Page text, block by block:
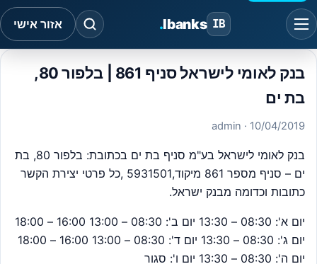
IB
Ibanks
. אזור אישי
בנק לאומי לישראל סניף 861 | בלפור 80,
בת ים
10/04/2019
· admin
בנק לאומי לישראל בע"מ סניף בת ים בכתובת:
בלפור 80, בת
ים
– סניף מספר 861 מיקוד,5931501 ,כל פרטי יצירת הקשר
כתובות וכדומה מבנק ישראל.
יום א': 08:30 – 13:30 יום ב': 08:30 – 13:00 16:00 – 18:00
יום ג': 08:30 – 13:30 יום ד': 08:30 – 13:00 16:00 – 18:00
יום ה': 08:30 – 13:30 יום ו': סגור